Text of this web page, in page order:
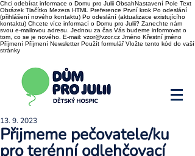
Chci odebírat informace o Domu pro Julii ObsahNastavení Pole Text
Obrázek Tlačítko Mezera HTML Preference První krok Po odeslání
(přihlášení nového kontaktu) Po odeslání (aktualizace existujícího
kontaktu) Chcete více informací o Domu pro Julii? Zanechte nám
svou e-mailovou adresu. Jednou za čas Vás budeme informovat o
tom, co se je nového. E-mail: vzor@vzor.cz Jméno Křestní jméno
Příjmení Příjmení Newsletter Použít formulář Vložte tento kód do vaší
stránky
Přijmeme pečovatele/ku
pro terénní odlehčovací
13. 9. 2023